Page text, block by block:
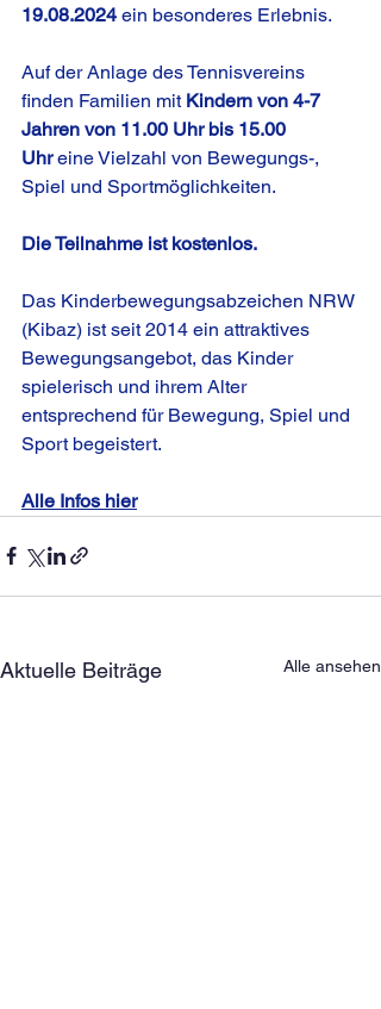
19.08.2024 ein besonderes Erlebnis.
Auf der Anlage des Tennisvereins
finden Familien mit Kindern von 4-7
Jahren von 11.00 Uhr bis 15.00
Uhr eine Vielzahl von Bewegungs-,
Spiel und Sportmöglichkeiten.
Die Teilnahme ist kostenlos.
Das Kinderbewegungsabzeichen NRW
(Kibaz) ist seit 2014 ein attraktives
Bewegungsangebot, das Kinder
spielerisch und ihrem Alter
entsprechend für Bewegung, Spiel und
Sport begeistert.
Alle Infos hier
Aktuelle Beiträge Alle ansehen